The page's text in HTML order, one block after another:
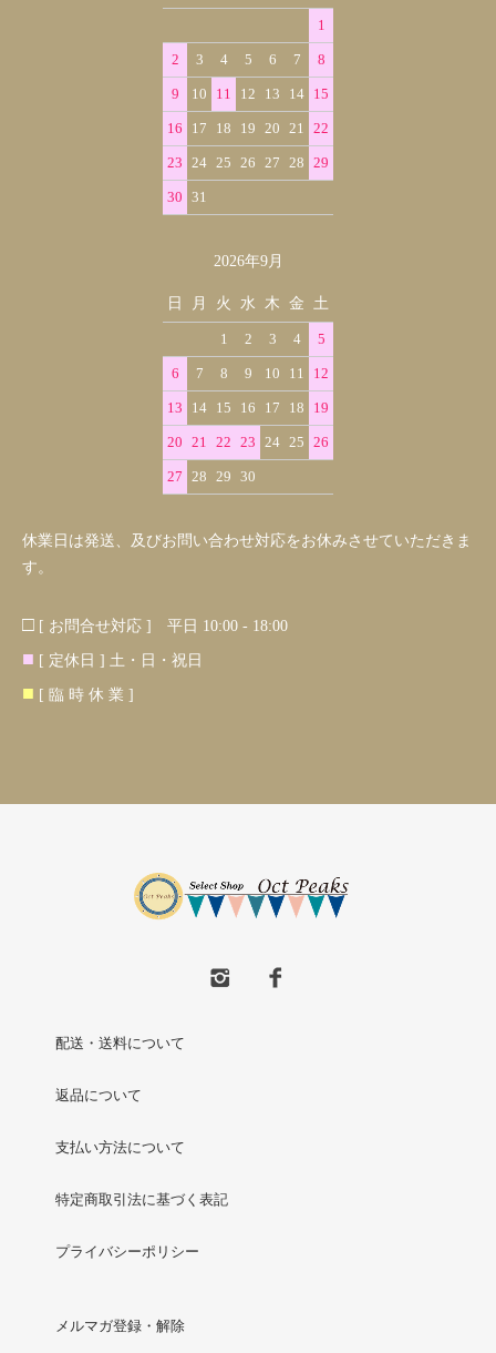
1
2 3 4 5 6 7 8
9 10 11 12 13 14 15
16 17 18 19 20 21 22
23 24 25 26 27 28 29
30 31
2026年9月
日 月 火 水 木 金 土
1 2 3 4 5
6 7 8 9 10 11 12
13 14 15 16 17 18 19
20 21 22 23 24 25 26
27 28 29 30
休業日は発送、及びお問い合わせ対応をお休みさせていただきま
す。
□ [ お問合せ対応 ] 平日 10:00 - 18:00
■ [ 定休日 ] 土・日・祝日
■ [ 臨 時 休 業 ]
配送・送料について
返品について
支払い方法について
特定商取引法に基づく表記
プライバシーポリシー
メルマガ登録・解除